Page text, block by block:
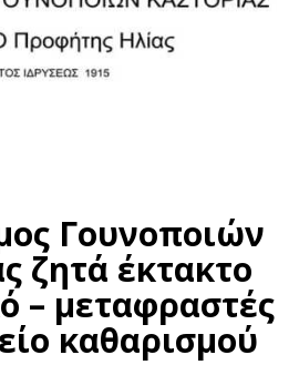
Γουνοποιών
ζητά έκτακτο
– μεταφραστές
καθαρισμού